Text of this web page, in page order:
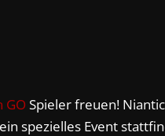
GOSpieler freuen!
spezielles Event